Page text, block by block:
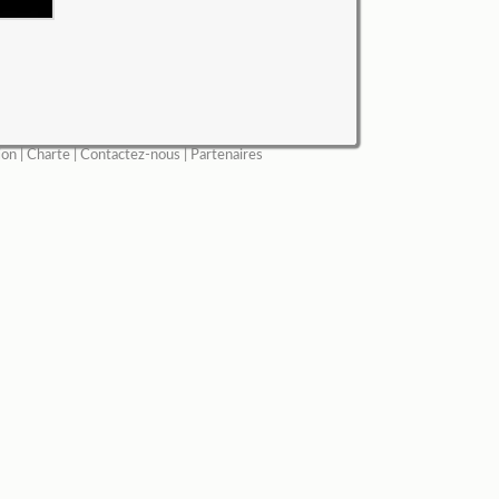
| Charte| Contactez-nous Partenaires